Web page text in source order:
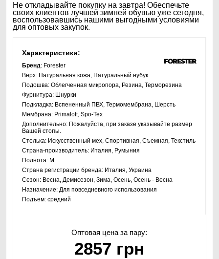
Не откладывайте покупку на завтра! Обеспечьте
своих клиентов лучшей зимней обувью уже сегодня,
воспользовавшись нашими выгодными условиями
для оптовых закупок.
Характеристики:
Бренд: Forester
Верх: Натуральная кожа, Натуральный нубук
Подошва:Облегченная микропора, Резина, Терморезина
Фурнитура: Шнурки
Подкладка: Вспененный ПВХ, Термомембрана, Шерсть
Мембрана: Primaloft, Spo-Tex
Дополнительно: Пожалуйста, при заказе указывайте размер
Вашей стопы.
Стелька: Искусственный мех, Спортивная, Съемная, Текстиль
Страна-производитель: Италия, Румыния
Полнота: M
Страна регистрации бренда: Италия, Украина
Сезон: Весна, Демисезон, Зима, Осень, Осень - Весна
Назначение:Для повседневного использования
Подъем:средний
Оптовая цена за пару:
2857 грн